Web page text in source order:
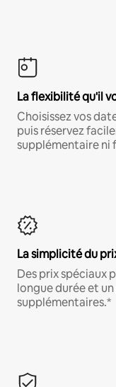
La flexibilité qu'il
Choisissez vos
puis réservez
supplémentaire ni
La simplicité du
Des prix spéciaux
longue durée et
supplémentaires.*